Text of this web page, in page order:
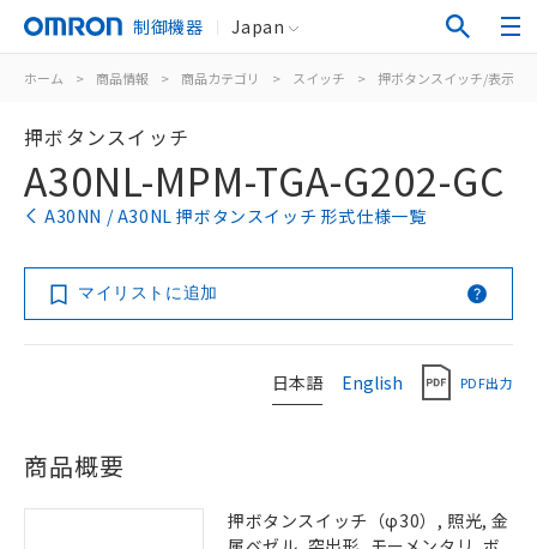
制御機器 Japan
ホーム > 商品情報 > 商品カテゴリ > スイッチ > 押ボタンスイッチ/表示灯
押ボタンスイッチ
A30NL-MPM-TGA-G202-GC
A30NN / A30NL 押ボタンスイッチ 形式仕様一覧
マイリストに追加
日本語 English PDF出力
商品概要
押ボタンスイッチ（φ30）, 照光, 金